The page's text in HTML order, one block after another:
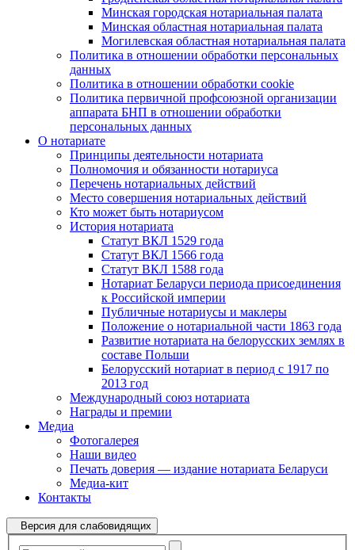
Минская городская нотариальная палата
Минская областная нотариальная палата
Могилевская областная нотариальная палата
Политика в отношении обработки персональных
данных
Политика в отношении обработки cookie
Политика первичной профсоюзной организации
аппарата БНП в отношении обработки
персональных данных
О нотариате
Принципы деятельности нотариата
Полномочия и обязанности нотариуса
Перечень нотариальных действий
Место совершения нотариальных действий
Кто может быть нотариусом
История нотариата
Статут ВКЛ 1529 года
Статут ВКЛ 1566 года
Статут ВКЛ 1588 года
Нотариат Беларуси периода присоединения
к Российской империи
Публичные нотариусы и маклеры
Положение о нотариальной части 1863 года
Развитие нотариата на белорусских землях в
составе Польши
Белорусский нотариат в период с 1917 по
2013 год
Международный союз нотариата
Награды и премии
Медиа
Фотогалерея
Наши видео
Печать доверия — издание нотариата Беларуси
Медиа-кит
Контакты
Версия для слабовидящих